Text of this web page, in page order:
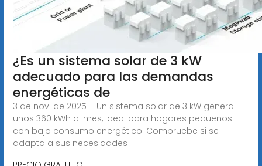
¿Es un sistema solar de 3 kW
adecuado para las demandas
energéticas de
3 de nov. de 2025 · Un sistema solar de 3 kW genera
unos 360 kWh al mes, ideal para hogares pequeños
con bajo consumo energético. Compruebe si se
adapta a sus necesidades